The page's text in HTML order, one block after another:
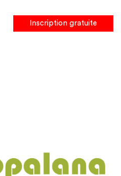
Inscription gratuite